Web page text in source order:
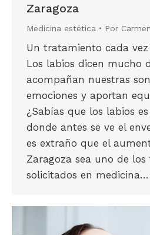
Zaragoza
Medicina estética Por
Un tratamiento cada
Los labios dicen mucho
acompañan nuestras
emociones y aportan
¿Sabías que los labios
donde antes se ve el
es extraño que el
Zaragoza sea uno de
solicitados en medicina…